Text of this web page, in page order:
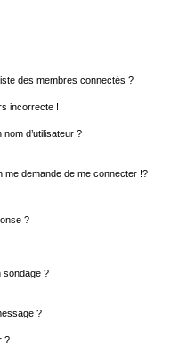
des membres connectés ?
incorrecte !
d’utilisateur ?
me demande de me connecter !?
?
sondage ?
?
?